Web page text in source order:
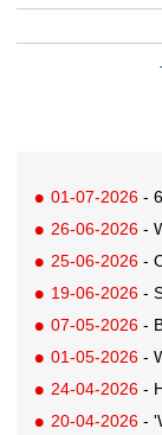
01-07-2026 -
26-06-2026 -
25-06-2026 -
19-06-2026 -
07-05-2026 -
01-05-2026 -
24-04-2026 -
20-04-2026 -